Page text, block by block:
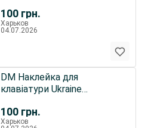
100 грн.
Харьков
04.07.2026
100 грн.
DM Наклейка для
клавіатури Ukraine
Black/Orange
Харьков